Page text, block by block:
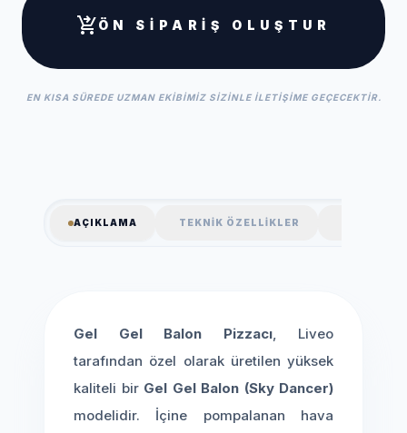
shopping_cart_checkoutÖN SIPARIŞ OLUŞTUR
EN KISA SÜREDE UZMAN EKIBIMIZ SIZINLE ILETIŞIME GEÇECEKTIR.
AÇIKLAMA TEKNIK ÖZELLIKLER
Gel Gel Balon Pizzacı, Liveo
tarafından özel olarak üretilen yüksek
kaliteli bir Gel Gel Balon (Sky Dancer)
modelidir. İçine pompalanan hava